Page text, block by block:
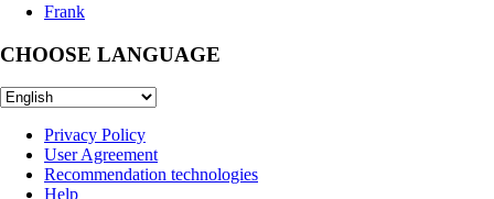
Frank
CHOOSE LANGUAGE
Privacy Policy
User Agreement
Recommendation technologies
Help